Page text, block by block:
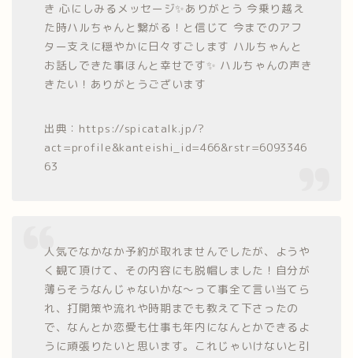
き 心にしみるメッセージ✨ありがとう 今乗り越え
た時ハルちゃんと繋がる！と信じて 今までのアフ
ター支えに穏やかに日々すごします ハルちゃんと
お話しできた事ほんと幸せです✨ ハルちゃんの声き
きたい！ありがとうございます
出典：https://spicatalk.jp/?
act=profile&kanteishi_id=466&rstr=6093346
63
人気でなかなか予約が取れませんでしたが、ようや
く観て頂けて、その内容にも脱帽しました！自分が
薄らそうなんじゃないかな～って事全て言い当てら
れ、打開策や流れや時期までも教えて下さったの
で、なんとか恋愛も仕事も年内になんとかできるよ
うに頑張りたいと思います。これじゃいけないと引